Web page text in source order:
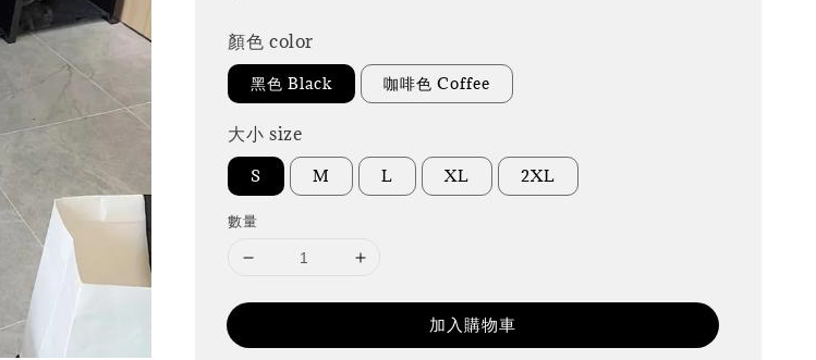
顏色 color
黑色 Black 咖啡色 Coffee
大小 size
S M L XL 2XL
數量
加入購物車